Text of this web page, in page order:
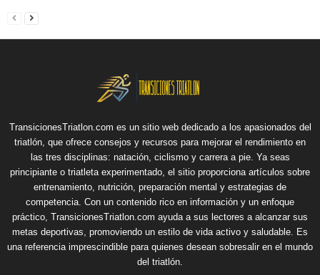
TransicionesTriatlon.com es un sitio web dedicado a los apasionados del
triatlón, que ofrece consejos y recursos para mejorar el rendimiento en
las tres disciplinas: natación, ciclismo y carrera a pie. Ya seas
principiante o triatleta experimentado, el sitio proporciona artículos sobre
entrenamiento, nutrición, preparación mental y estrategias de
competencia. Con un contenido rico en información y un enfoque
práctico, TransicionesTriatlon.com ayuda a sus lectores a alcanzar sus
metas deportivas, promoviendo un estilo de vida activo y saludable. Es
una referencia imprescindible para quienes desean sobresalir en el mundo
del triatlón.